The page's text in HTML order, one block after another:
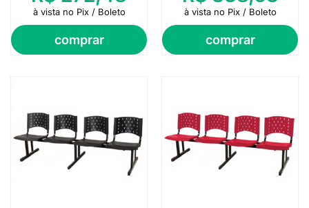
comprar
à vista no Pix / Boleto
comprar
à vista no Pix / Boleto